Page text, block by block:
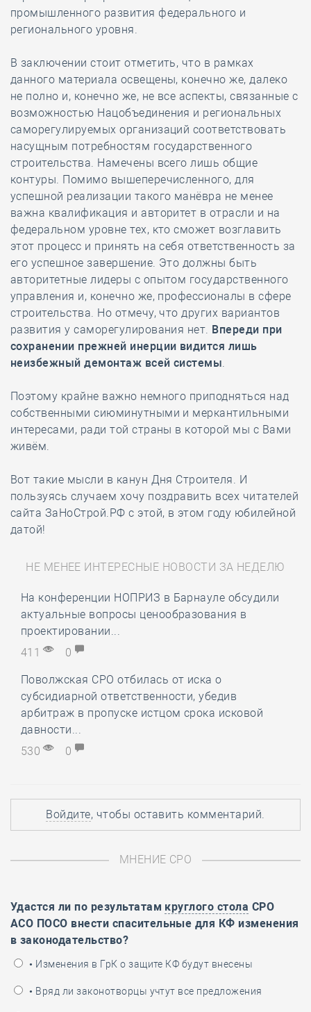
промышленного развития федерального и
регионального уровня.
В заключении стоит отметить, что в рамках
данного материала освещены, конечно же, далеко
не полно и, конечно же, не все аспекты, связанные с
возможностью Нацобъединения и региональных
саморегулируемых организаций соответствовать
насущным потребностям государственного
строительства. Намечены всего лишь общие
контуры. Помимо вышеперечисленного, для
успешной реализации такого манёвра не менее
важна квалификация и авторитет в отрасли и на
федеральном уровне тех, кто сможет возглавить
этот процесс и принять на себя ответственность за
его успешное завершение. Это должны быть
авторитетные лидеры с опытом государственного
управления и, конечно же, профессионалы в сфере
строительства. Но отмечу, что других вариантов
развития у саморегулирования нет. Впереди при
сохранении прежней инерции видится лишь
неизбежный демонтаж всей системы.
Поэтому крайне важно немного приподняться над
собственными сиюминутными и меркантильными
интересами, ради той страны в которой мы с Вами
живём.
Вот такие мысли в канун Дня Строителя. И
пользуясь случаем хочу поздравить всех читателей
сайта ЗаНоСтрой.РФ с этой, в этом году юбилейной
датой!
НЕ МЕНЕЕ ИНТЕРЕСНЫЕ НОВОСТИ ЗА НЕДЕЛЮ
На конференции НОПРИЗ в Барнауле обсудили
актуальные вопросы ценообразования в
проектировании...
411
0
Поволжская СРО отбилась от иска о
субсидиарной ответственности, убедив
арбитраж в пропуске истцом срока исковой
давности...
530
0
Войдите, чтобы оставить комментарий.
МНЕНИЕ СРО
Удастся ли по результатам круглого стола СРО
АСО ПОСО внести спасительные для КФ изменения
в законодательство?
• Изменения в ГрК о защите КФ будут внесены
• Вряд ли законотворцы учтут все предложения